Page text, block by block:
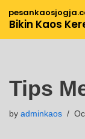
Bikin Kaos
Tips
by adminkaos